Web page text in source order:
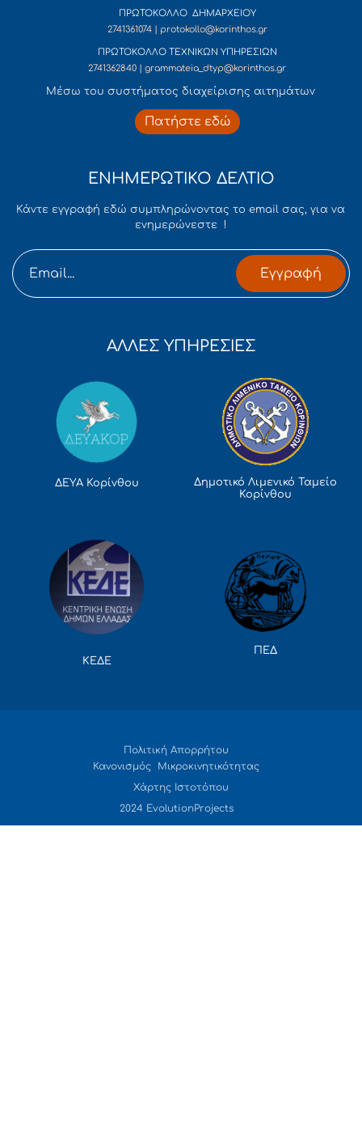
ΠΡΩΤΟΚΟΛΛΟ ΔΗΜΑΡΧΕΙΟΥ
2741361074 | protokollo@korinthos.gr
ΠΡΩΤΟΚΟΛΛΟ ΤΕΧΝΙΚΩΝ ΥΠΗΡΕΣΙΩΝ
2741362840 | grammateia_dtyp@korinthos.gr
Mέσω του συστήματος διαχείρισης αιτημάτων
Πατήστε εδώ
ΕΝΗΜΕΡΩΤΙΚΟ ΔΕΛΤΙΟ
Κάντε εγγραφή εδώ συμπληρώνοντας το email σας, για να
ενημερώνεστε !
Εγγραφή
ΑΛΛΕΣ ΥΠΗΡΕΣΙΕΣ
ΔΕΥΑ Κορίνθου
Δημοτικό Λιμενικό Ταμείο
Κορίνθου
ΚΕΔΕ
ΠΕΔ
Πολιτική Απορρήτου
Κανονισμός Μικροκινητικότητας
Χάρτης Ιστοτόπου
2024 EvolutionProjects